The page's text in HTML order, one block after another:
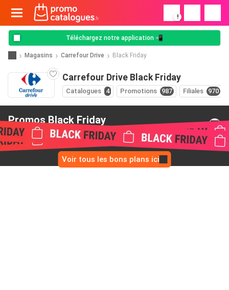
!
Téléchargez notre application 📲
Magasins Carrefour Drive Black Friday
Carrefour Drive Black Friday
Catalogues 4 Promotions 987 Filiales 970
Promos Black Friday
de Carrefour Drive
Voir tous les bons plans ici